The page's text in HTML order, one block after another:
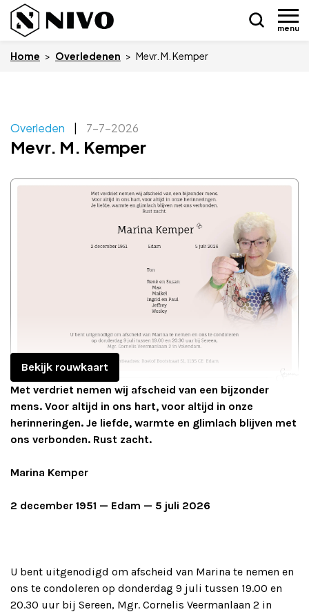
menu
to
content
Nieuws
Adverteren
Adreswijziging
Contact
Home > Overledenen > Mevr. M. Kemper
Overleden | 7-7-2026
Mevr. M. Kemper
Bekijk rouwkaart
Met verdriet nemen wij afscheid van een bijzonder
mens. Voor altijd in ons hart, voor altijd in onze
herinneringen. Je liefde, warmte en glimlach blijven met
ons verbonden. Rust zacht.
Marina Kemper
2 december 1951 — Edam — 5 juli 2026
U bent uitgenodigd om afscheid van Marina te nemen en
ons te condoleren op donderdag 9 juli tussen 19.00 en
20.30 uur bij Sereen, Mgr. Cornelis Veermanlaan 2 in